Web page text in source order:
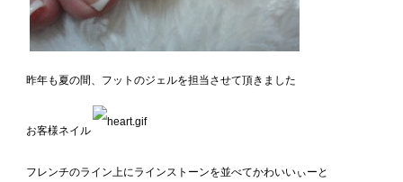
昨年も夏の間、フットのジェルを担当させて頂きました
お客様ネイル
フレンチのライン上にラインストーンを並べてかわいいぃーと